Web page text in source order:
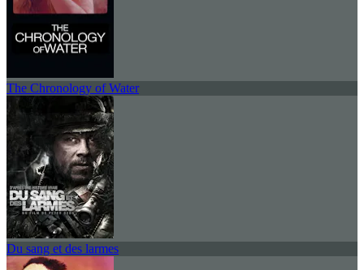
The Chronology of Water
Du sang et des larmes